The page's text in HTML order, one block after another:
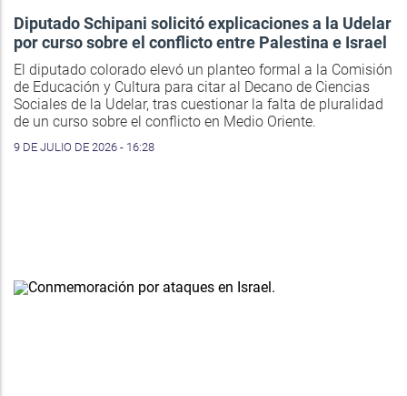
Diputado Schipani solicitó explicaciones a la Udelar
por curso sobre el conflicto entre Palestina e Israel
El diputado colorado elevó un planteo formal a la Comisión
de Educación y Cultura para citar al Decano de Ciencias
Sociales de la Udelar, tras cuestionar la falta de pluralidad
de un curso sobre el conflicto en Medio Oriente.
9 DE JULIO DE 2026 - 16:28